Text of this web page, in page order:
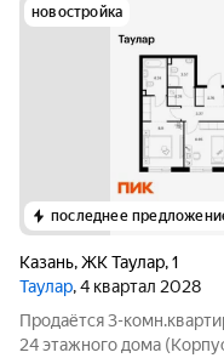
новостройка
последнее
Казань,ЖК Таулар,1
Таулар, 4 квартал 2028
Продаётся 3-
24 этажного дома